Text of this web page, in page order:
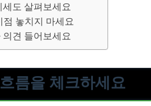
세도 살펴보세요
점 놓치지 마세요
의견 들어보세요
름을 체크하세요